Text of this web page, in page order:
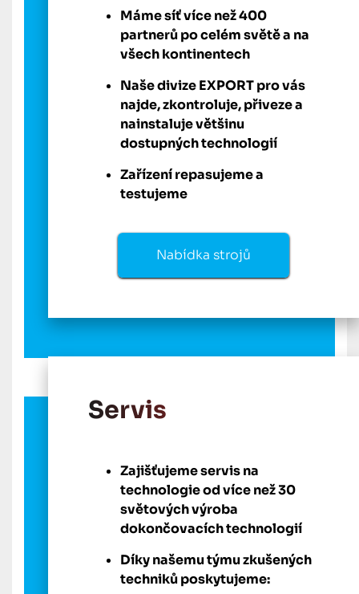
Máme síť více než 400
partnerů po celém světě a na
všech kontinentech
Naše divize EXPORT pro vás
najde, zkontroluje, přiveze a
nainstaluje většinu
dostupných technologií
Zařízení repasujeme a
testujeme
Nabídka strojů
Servis
Zajišťujeme servis na
technologie od více než 30
světových výroba
dokončovacích technologií
Díky našemu týmu zkušených
techniků poskytujeme: